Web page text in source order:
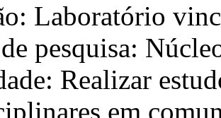
Laboratório
pesquisa:
Realizar
em